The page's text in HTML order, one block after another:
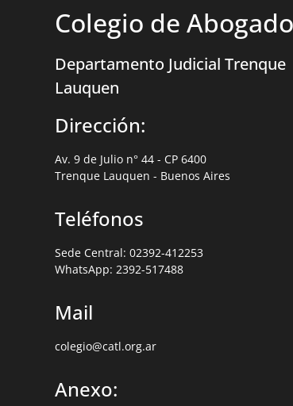
Colegio de
Departamento Judicial Trenque
Lauquen
Dirección:
Av. 9 de Julio n° 44 - CP 6400
Trenque Lauquen - Buenos Aires
Teléfonos
Sede Central: 02392-412253
WhatsApp: 2392-517488
Mail
colegio@catl.org.ar
Anexo: